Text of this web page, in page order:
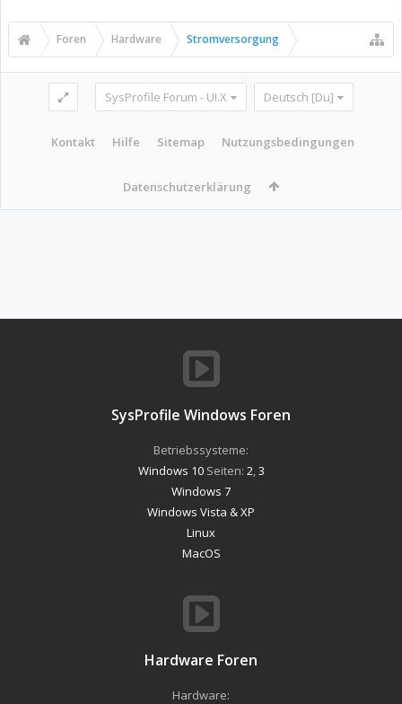
Foren Hardware Stromversorgung
SysProfile Forum - UI.X Deutsch [Du]
Kontakt Hilfe Sitemap Nutzungsbedingungen
Datenschutzerklärung
SysProfile Windows Foren
Betriebssysteme:
Windows 10Seiten: 2 3
Windows 7
Windows Vista & XP
Linux
MacOS
Hardware Foren
Hardware: